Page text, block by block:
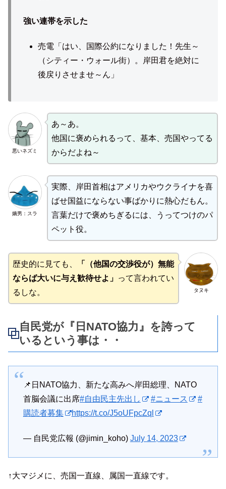
強い連帯を示した
売電「はい、国際公約になりました！先生～
（シティー・ウォール街）。岸田君を絶対に
後戻りさせませ～ん」
悪いネズミ
あ～あ。
他国に褒められるって、基本、売国やってる
からだよね～
嫡男：スラ
実際、岸田首相はアメリカやウクライナを喜
ばせ国益にならない事ばかりに熱心だもん。
言葉だけで褒めちぎるには、うってつけのパ
ペット役。
タヌキ
歴史的に見ても、
「（他国の交渉役が）無能
ならば大いに与え歓待せよ」 って言われてい
るしな。
自民党が『日NATO協力』を誇って
いるという事は・・
📌日NATO協力、新たな高みへ岸田総理、NATO
首脳会議に出席#自由民主先出し #ニュース
#
購読者募集
https://t.co/J5oUFpcZql
— 自民党広報 (@jimin_koho) July 14, 2023
↑大マジメに、売国一直線、属国一直線です。